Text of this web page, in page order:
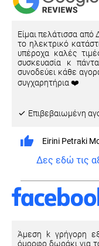
Είμαι πελάτισσα
το ηλεκτρικό
υπέροχα καλές
συσκευασία κ
συνοδεύει κάθε
συγχαρητήρια ❤️
Eπιβεβαιωμένη
Eirini Petraki
Δες εδώ τις
Άμεση k γρήγορη
όμορφο δωράκι για